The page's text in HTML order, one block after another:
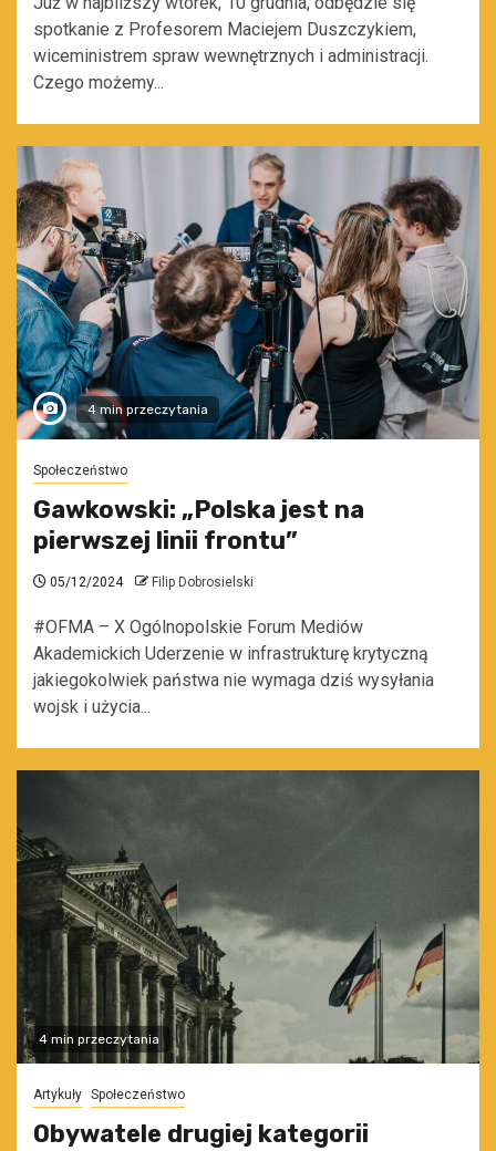
spotkanie z Profesorem Maciejem Duszczykiem,
wiceministrem spraw wewnętrznych i administracji.
Czego możemy...
4 min przeczytania
Społeczeństwo
Gawkowski: „Polska jest na
pierwszej linii frontu”
05/12/2024 Filip Dobrosielski
#OFMA – X Ogólnopolskie Forum Mediów
Akademickich Uderzenie w infrastrukturę krytyczną
jakiegokolwiek państwa nie wymaga dziś wysyłania
wojsk i użycia...
4 min przeczytania
Artykuły Społeczeństwo
Obywatele drugiej kategorii